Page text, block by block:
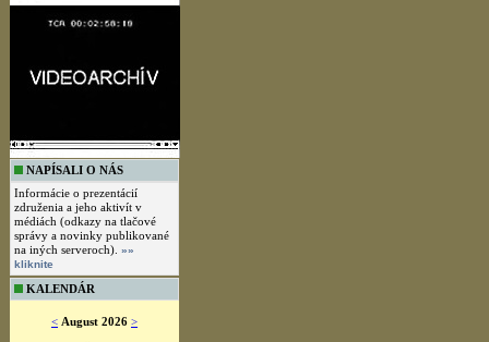
NAPÍSALI O NÁS
Informácie o prezentácií
združenia a jeho aktivít v
médiách (odkazy na tlačové
správy a novinky publikované
na iných serveroch). »»
kliknite
KALENDÁR
< August 2026 >